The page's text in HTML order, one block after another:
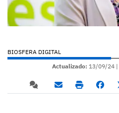
BIOSFERA DIGITAL
Actualizado: 13/09/24 |